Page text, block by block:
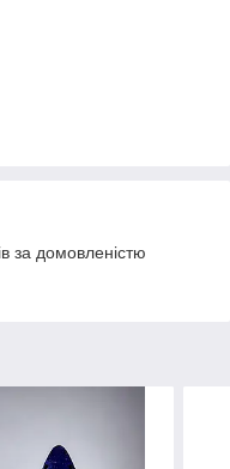
за домовленістю